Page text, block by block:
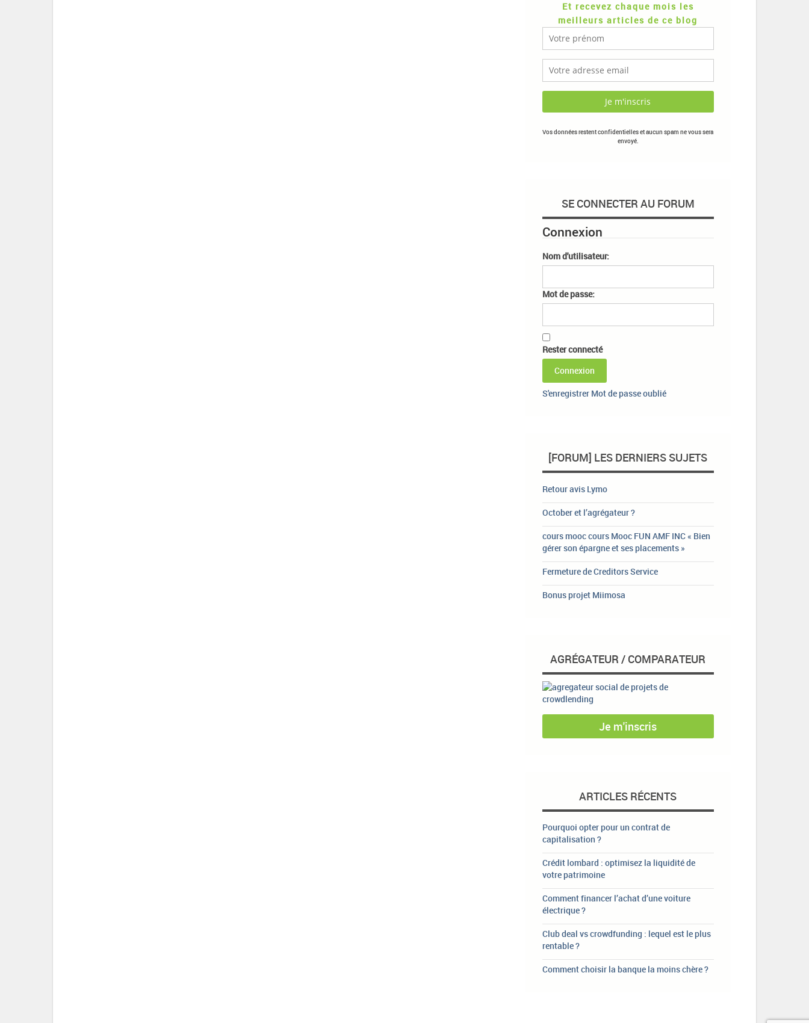
Et recevez chaque mois les
meilleurs articles de ce blog
Vos données restent confidentielles et aucun spam ne vous sera
envoyé.
SE CONNECTER AU FORUM
Connexion
Nom d'utilisateur:
Mot de passe:
Rester connecté
Connexion
S'enregistrer Mot de passe oublié
[FORUM] LES DERNIERS SUJETS
Retour avis Lymo
October et l’agrégateur ?
cours mooc cours Mooc FUN AMF INC « Bien
gérer son épargne et ses placements »
Fermeture de Creditors Service
Bonus projet Miimosa
AGRÉGATEUR / COMPARATEUR
Je m'inscris
ARTICLES RÉCENTS
Pourquoi opter pour un contrat de
capitalisation ?
Crédit lombard : optimisez la liquidité de
votre patrimoine
Comment financer l’achat d’une voiture
électrique ?
Club deal vs crowdfunding : lequel est le plus
rentable ?
Comment choisir la banque la moins chère ?